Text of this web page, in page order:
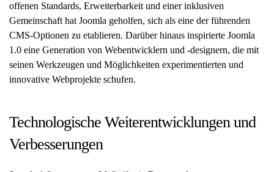
offenen Standards, Erweiterbarkeit und einer inklusiven
Gemeinschaft hat Joomla geholfen, sich als eine der führenden
CMS-Optionen zu etablieren. Darüber hinaus inspirierte Joomla
1.0 eine Generation von Webentwicklern und -designern, die mit
seinen Werkzeugen und Möglichkeiten experimentierten und
innovative Webprojekte schufen.
Technologische Weiterentwicklungen und
Verbesserungen